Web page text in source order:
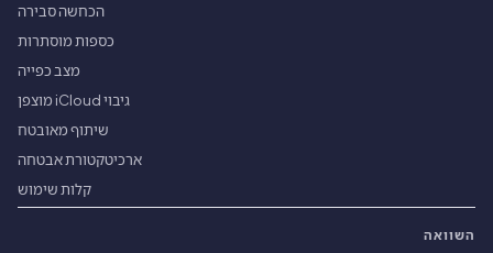
הכחשה סבירה
כספות מוסתרות
מצב כפייה
גיבוי iCloud מוצפן
שיתוף מאובטח
ארכיטקטורת אבטחה
קלות שימוש
השוואה